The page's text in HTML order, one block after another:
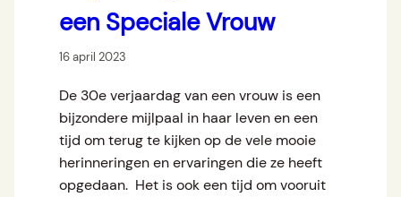
een Speciale Vrouw
16 april 2023
De 30e verjaardag van een vrouw is een
bijzondere mijlpaal in haar leven en een
tijd om terug te kijken op de vele mooie
herinneringen en ervaringen die ze heeft
opgedaan. Het is ook een tijd om vooruit